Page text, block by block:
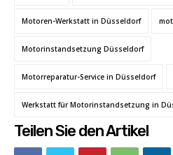
Motoren-Werkstatt in Düsseldorf
Motorinstandsetzung Düsseldorf
Motorreparatur-Service in Düsseldorf
Werkstatt für Motorinstandsetzung in
Teilen Sie den Artikel